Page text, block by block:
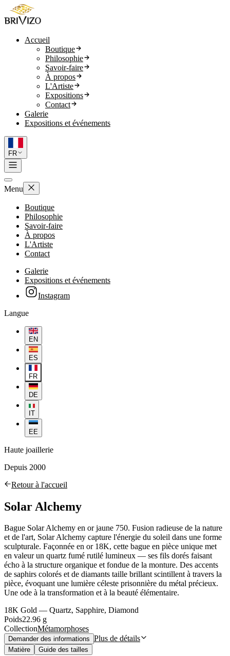
Accueil
Boutique
Philosophie
Savoir-faire
À propos
L'Artiste
Expositions
Contact
Galerie
Expositions et événements
FR
Menu
Boutique
Philosophie
Savoir-faire
À propos
L'Artiste
Contact
Galerie
Expositions et événements
Instagram
Langue
EN
ES
FR
DE
IT
EE
Haute joaillerie
Depuis 2000
Retour à l'accueil
Solar Alchemy
Bague Solar Alchemy en or jaune 750. Fusion radieuse de la nature
et de l'art, Solar Alchemy capture l'énergie du soleil dans une forme
sculpturale. Façonnée en or 18K, cette bague en pièce unique met
en valeur un quartz fumé rutilé lumineux — ses fils dorés faisant
écho à la structure organique et fondue de la monture. Des accents
de saphirs colorés et de diamants taille brillant scintillent à travers la
pièce, évoquant une lumière céleste prisonnière du métal précieux.
Une ode à la transformation et à la beauté élémentaire.
18K Gold — Quartz, Sapphire, Diamond
Poids22.96 g
CollectionMétamorphoses
Demander des informations Plus de détails
Matière Guide des tailles